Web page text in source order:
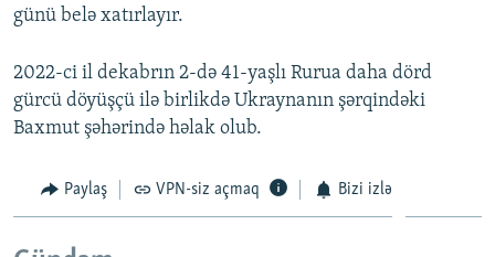
günü belə xatırlayır.
2022-ci il dekabrın 2-də 41-yaşlı Rurua daha dörd
gürcü döyüşçü ilə birlikdə Ukraynanın şərqindəki
Baxmut şəhərində həlak olub.
Paylaş VPN-siz açmaq Bizi izlə